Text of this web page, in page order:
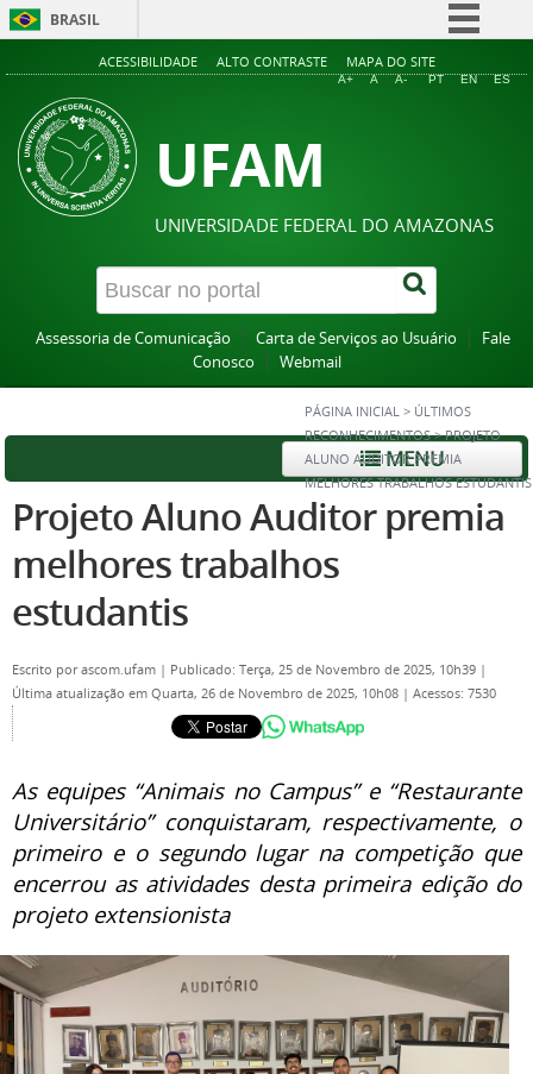
BRASIL
Simplifique!
Acesso à informação
ACESSIBILIDADE ALTO CONTRASTE MAPA DO SITE
A+ A A- PT EN ES
UFAM
UNIVERSIDADE FEDERAL DO AMAZONAS
Assessoria de Comunicação Carta de Serviços ao Usuário
Fale
Conosco
Webmail
PÁGINA INICIAL > ÚLTIMOS
RECONHECIMENTOS >PROJETO
ALUNO AUDITOR PREMIA
MELHORES TRABALHOS ESTUDANTIS
MENU
Projeto Aluno Auditor premia
melhores trabalhos
estudantis
Escrito porascom.ufam | Publicado: Terça, 25 de Novembro de 2025, 10h39 |
Última atualização em Quarta, 26 de Novembro de 2025, 10h08 | Acessos: 7530
As equipes “Animais no Campus” e “Restaurante
Universitário” conquistaram, respectivamente, o
primeiro e o segundo lugar na competição que
encerrou as atividades desta primeira edição do
projeto extensionista